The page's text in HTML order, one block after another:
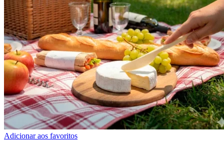
Adicionar aos favoritos